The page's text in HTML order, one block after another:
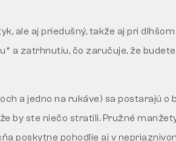
ale aj priedušný, takže aj pri
a zatrhnutiu, čo zaručuje, že
a jedno na rukáve) sa postarajú o
by ste niečo stratili. Pružné
poskytne pohodlie aj v